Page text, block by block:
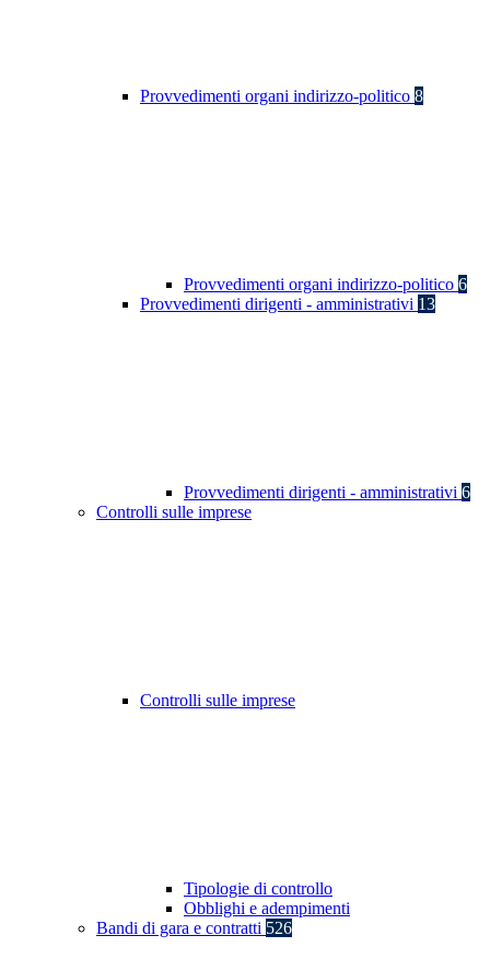
Provvedimenti organi indirizzo-politico 8
Provvedimenti organi indirizzo-politico 6
Provvedimenti dirigenti - amministrativi 13
Provvedimenti dirigenti - amministrativi 6
Controlli sulle imprese
Controlli sulle imprese
Tipologie di controllo
Obblighi e adempimenti
Bandi di gara e contratti 526